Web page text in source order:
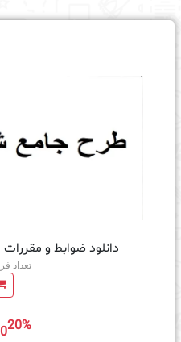
دانلود ضوابط و
تعداد
20%